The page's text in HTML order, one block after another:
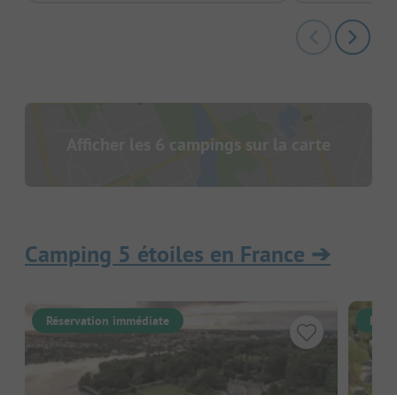
Afficher les 6 campings sur la carte
Camping 5 étoiles en France ➔
Réservation immédiate